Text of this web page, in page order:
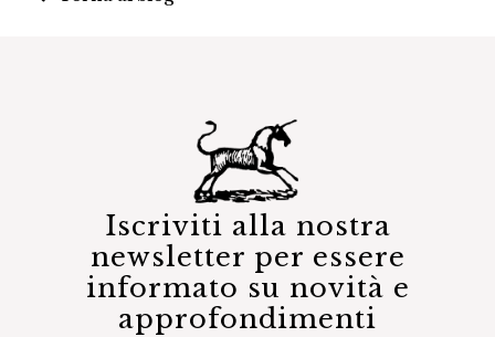
Iscriviti alla nostra
newsletter per essere
informato su novità e
approfondimenti